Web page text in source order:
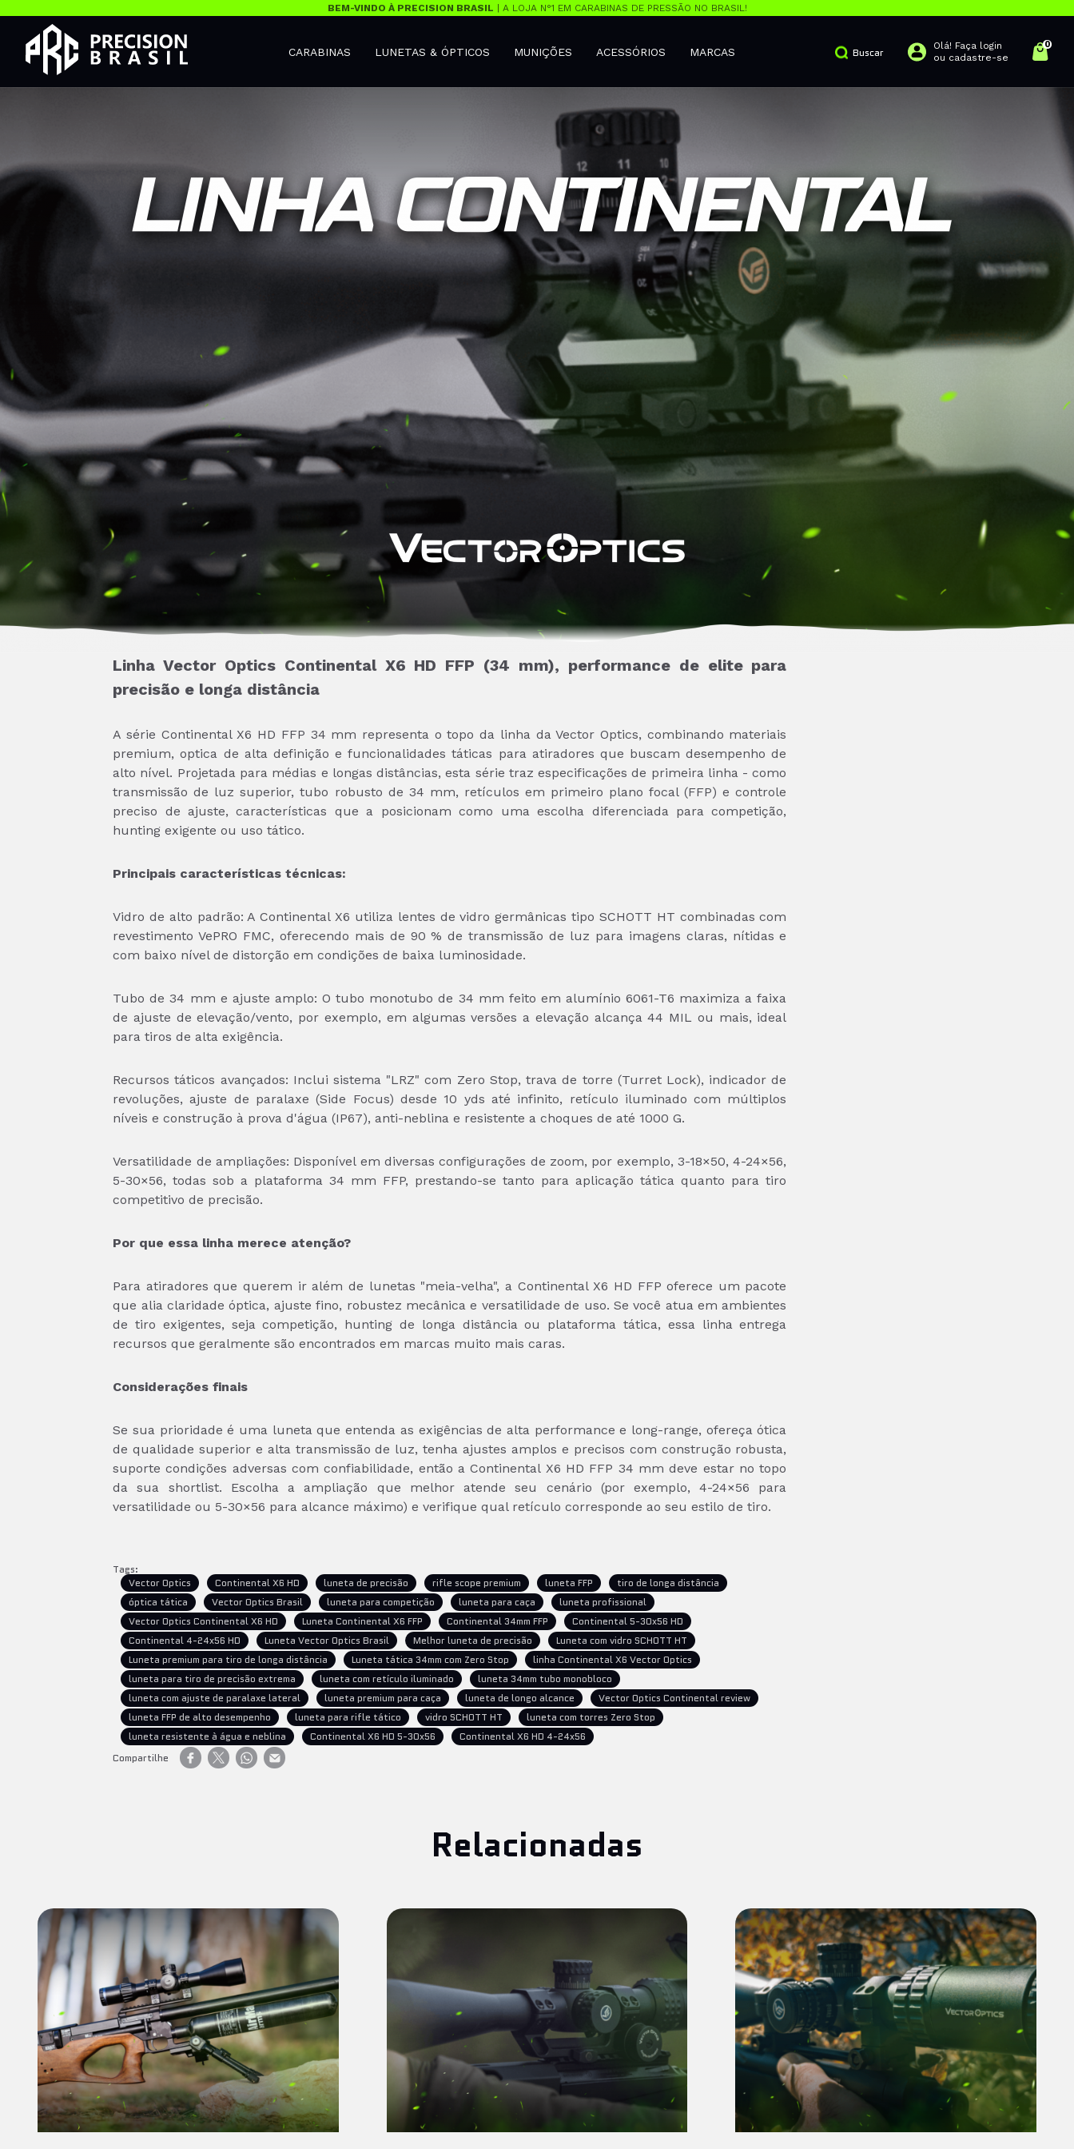
BEM-VINDO À PRECISION BRASIL | A LOJA N°1 EM CARABINAS DE PRESSÃO NO BRASIL!
CARABINAS LUNETAS & ÓPTICOS MUNIÇÕES ACESSÓRIOS MARCAS Buscar
Olá! Faça login
ou cadastre-se
0
Linha Vector Optics Continental X6 HD FFP (34 mm), performance de elite para
precisão e longa distância
A série Continental X6 HD FFP 34 mm representa o topo da linha da Vector Optics, combinando materiais
premium, optica de alta definição e funcionalidades táticas para atiradores que buscam desempenho de
alto nível. Projetada para médias e longas distâncias, esta série traz especificações de primeira linha - como
trans­missão de luz superior, tubo robusto de 34 mm, retículos em primeiro plano focal (FFP) e controle
preciso de ajuste, características que a posicionam como uma escolha diferenciada para competição,
hunting exigente ou uso tático.
Principais características técnicas:
Vidro de alto padrão: A Continental X6 utiliza lentes de vidro germânicas tipo SCHOTT HT combinadas com
revestimento VePRO FMC, oferecendo mais de 90 % de transmissão de luz para imagens claras, nítidas e
com baixo nível de distorção em condições de baixa luminosidade.
Tubo de 34 mm e ajuste amplo: O tubo monotubo de 34 mm feito em alumínio 6061-T6 maximiza a faixa
de ajuste de elevação/vento, por exemplo, em algumas versões a elevação alcança 44 MIL ou mais, ideal
para tiros de alta exigência.
Recursos táticos avançados: Inclui sistema "LRZ" com Zero Stop, trava de torre (Turret Lock), indicador de
revoluções, ajuste de paralaxe (Side Focus) desde 10 yds até infinito, retículo iluminado com múltiplos
níveis e construção à prova d'água (IP67), anti-neblina e resistente a choques de até 1000 G.
Versatilidade de ampliações: Disponível em diversas configurações de zoom, por exemplo, 3-18×50, 4-24×56,
5-30×56, todas sob a plataforma 34 mm FFP, prestando-se tanto para aplicação tática quanto para tiro
competitivo de precisão.
Por que essa linha merece atenção?
Para atiradores que querem ir além de lunetas "meia-velha", a Continental X6 HD FFP oferece um pacote
que alia claridade óptica, ajuste fino, robustez mecânica e versatilidade de uso. Se você atua em ambientes
de tiro exigentes, seja competição, hunting de longa distância ou plataforma tática, essa linha entrega
recursos que geralmente são encontrados em marcas muito mais caras.
Considerações finais
Se sua prioridade é uma luneta que entenda as exigências de alta performance e long-range, ofereça ótica
de qualidade superior e alta transmissão de luz, tenha ajustes amplos e precisos com construção robusta,
suporte condições adversas com confiabilidade, então a Continental X6 HD FFP 34 mm deve estar no topo
da sua shortlist. Escolha a ampliação que melhor atende seu cenário (por exemplo, 4-24×56 para
versatilidade ou 5-30×56 para alcance máximo) e verifique qual retículo corresponde ao seu estilo de tiro.
Tags:
Vector Optics
Continental X6 HD luneta de precisão rifle scope premium luneta FFP
tiro de longa distância
óptica tática
Vector Optics Brasil luneta para competição luneta para caça
luneta profissional
Vector Optics Continental X6 HD
Luneta Continental X6 FFP Continental 34mm FFP
Continental 5-30x56 HD
Continental 4-24x56 HD
Luneta Vector Optics Brasil Melhor luneta de precisão
Luneta com vidro SCHOTT HT
Luneta premium para tiro de longa distância
Luneta tática 34mm com Zero Stop
linha Continental X6 Vector Optics
luneta para tiro de precisão extrema
luneta com retículo iluminado
luneta 34mm tubo monobloco
luneta com ajuste de paralaxe lateral
luneta premium para caça luneta de longo alcance
Vector Optics Continental review
luneta FFP de alto desempenho
luneta para rifle tático vidro SCHOTT HT
luneta com torres Zero Stop
luneta resistente à água e neblina
Continental X6 HD 5-30x56
Continental X6 HD 4-24x56
Compartilhe
Relacionadas